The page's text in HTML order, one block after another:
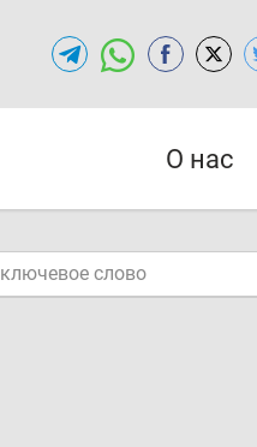
О нас